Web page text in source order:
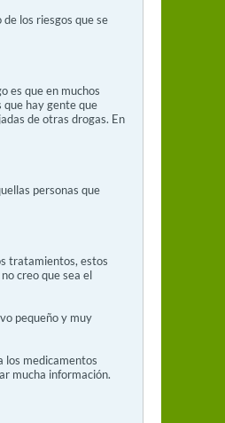
los riesgos que se
es que en muchos
que hay gente que
de otras drogas. En
personas que
tratamientos, estos
creo que sea el
pequeño y muy
los medicamentos
mucha información.